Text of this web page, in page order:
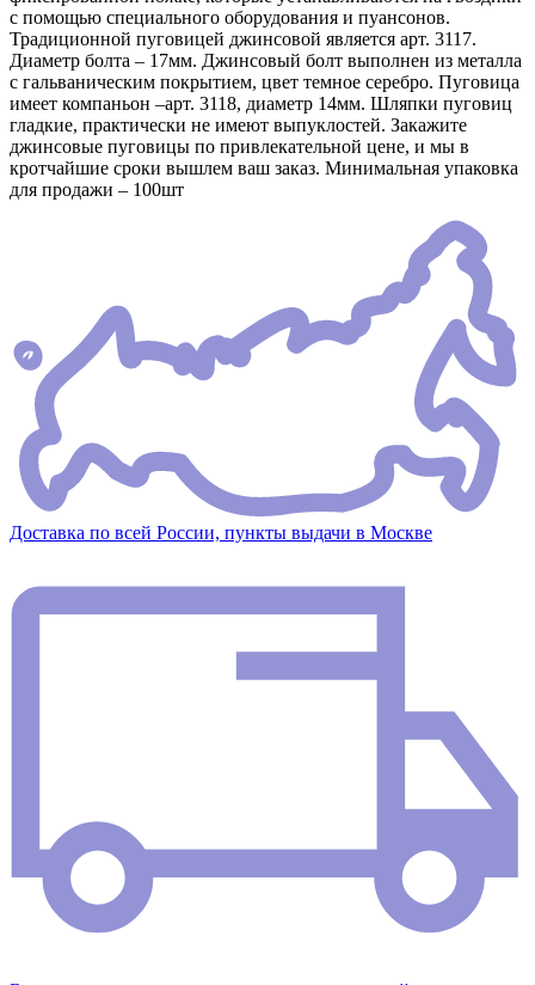
с помощью специального оборудования и пуансонов.
Традиционной пуговицей джинсовой является арт. 3117.
Диаметр болта – 17мм. Джинсовый болт выполнен из металла
с гальваническим покрытием, цвет темное серебро. Пуговица
имеет компаньон –арт. 3118, диаметр 14мм. Шляпки пуговиц
гладкие, практически не имеют выпуклостей. Закажите
джинсовые пуговицы по привлекательной цене, и мы в
кротчайшие сроки вышлем ваш заказ. Минимальная упаковка
для продажи – 100шт
Доставка по всей России, пункты выдачи в Москве